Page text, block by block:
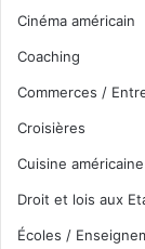
Cinéma américain
Coaching
Commerces /
Croisières
Cuisine américaine
Droit et lois aux
Écoles /